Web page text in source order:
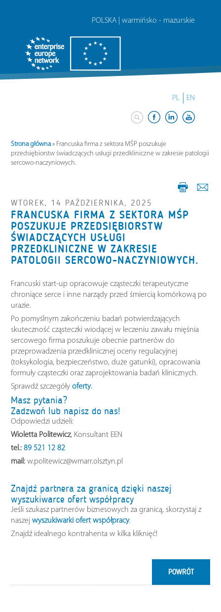
POLSKA | warmińsko - mazurskie
PL EN
Strona główna » Francuska firma z sektora MŚP poszukuje
przedsiębiorstw świadczących usługi przedkliniczne w zakresie patologii
sercowo-naczyniowych.
WTOREK, 14 PAŹDZIERNIKA, 2025
FRANCUSKA FIRMA Z SEKTORA MŚP
POSZUKUJE PRZEDSIĘBIORSTW
ŚWIADCZĄCYCH USŁUGI
PRZEDKLINICZNE W ZAKRESIE
PATOLOGII SERCOWO-NACZYNIOWYCH.
Francuski start-up opracowuje cząsteczki terapeutyczne
chroniące serce i inne narządy przed śmiercią komórkową po
urazie.
Po pomyślnym zakończeniu badań potwierdzających
skuteczność cząsteczki wiodącej w leczeniu zawału mięśnia
sercowego firma poszukuje obecnie partnerów do
przeprowadzenia przedklinicznej oceny regulacyjnej
(toksykologia, bezpieczeństwo, duże gatunki), opracowania
formuły cząsteczki oraz zaprojektowania badań klinicznych.
Sprawdź szczegółyoferty.
Masz pytania?
Zadzwoń lub napisz do nas!
Odpowiedzi udzieli:
Wioletta Politewicz, Konsultant EEN
tel.: 89 521 12 82
mail: w.politewicz@wmarr.olsztyn.pl
Znajdź partnera za granicą dzięki naszej
wyszukiwarce ofert współpracy
Jeśli szukasz partnerów biznesowych za granicą, skorzystaj z
naszejwyszukiwarki ofert współpracy.
Znajdź idealnego kontrahenta w kilka kliknięć!
POWRÓT